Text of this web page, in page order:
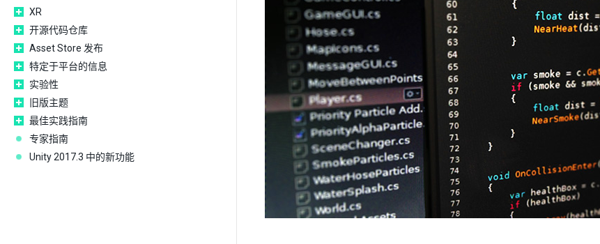
XR
开源代码仓库
Asset Store 发布
特定于平台的信息
实验性
旧版主题
最佳实践指南
专家指南
Unity 2017.3 中的新功能